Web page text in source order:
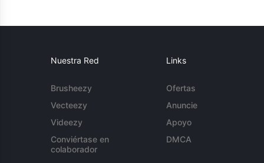
Nuestra Red
Brusheezy
Vecteezy
Videezy
Conviértase en
colaborador
Links
Ofertas
Anuncie
Apoyo
DMCA